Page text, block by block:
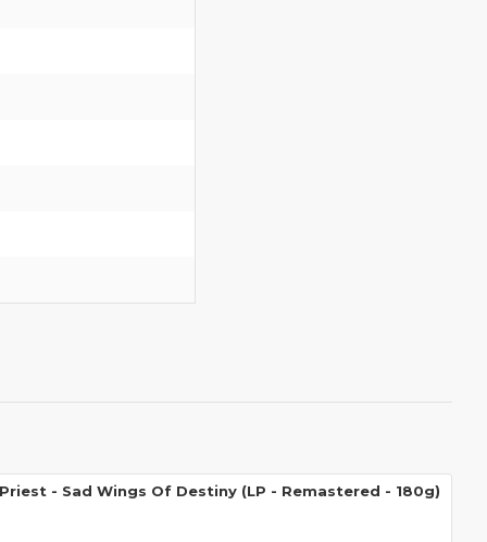
- Sad Wings Of Destiny (LP - Remastered - 180g)